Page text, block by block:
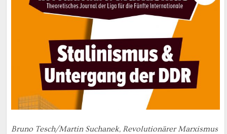
Bruno Tesch/Martin Suchanek, Revolutionärer Marxismus